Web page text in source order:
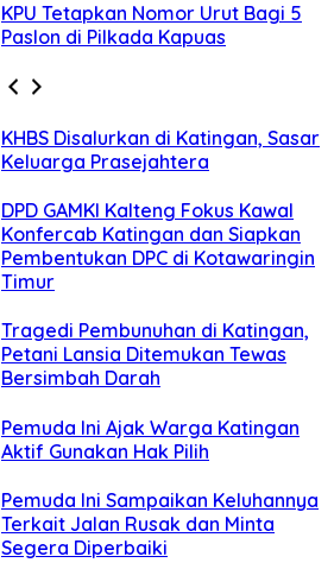
KPU Tetapkan Nomor Urut Bagi 5
Paslon di Pilkada Kapuas
KHBS Disalurkan di Katingan, Sasar
Keluarga Prasejahtera
DPD GAMKI Kalteng Fokus Kawal
Konfercab Katingan dan Siapkan
Pembentukan DPC di Kotawaringin
Timur
Tragedi Pembunuhan di Katingan,
Petani Lansia Ditemukan Tewas
Bersimbah Darah
Pemuda Ini Ajak Warga Katingan
Aktif Gunakan Hak Pilih
Pemuda Ini Sampaikan Keluhannya
Terkait Jalan Rusak dan Minta
Segera Diperbaiki